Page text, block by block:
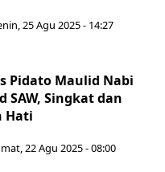
25 Agu 2025 - 14:27
Pidato Maulid Nabi
SAW, Singkat dan
Hati
22 Agu 2025 - 08:00